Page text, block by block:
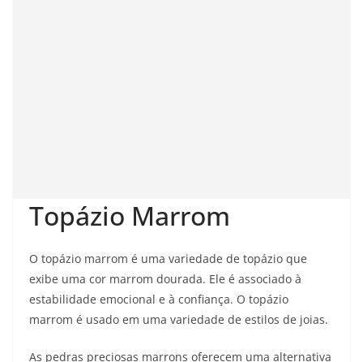
Topázio Marrom
O topázio marrom é uma variedade de topázio que
exibe uma cor marrom dourada. Ele é associado à
estabilidade emocional e à confiança. O topázio
marrom é usado em uma variedade de estilos de joias.
As pedras preciosas marrons oferecem uma alternativa